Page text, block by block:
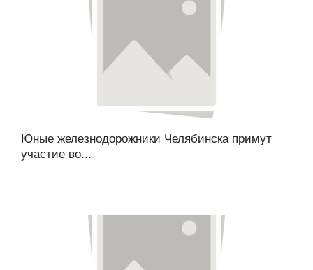
Юные железнодорожники Челябинска примут
участие во...